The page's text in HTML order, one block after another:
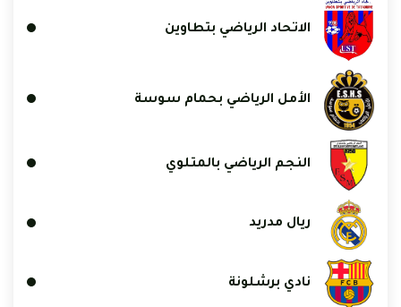
الاتحاد الرياضي بتطاوين
الأمل الرياضي بحمام سوسة
النجم الرياضي بالمتلوي
ريال مدريد
نادي برشلونة